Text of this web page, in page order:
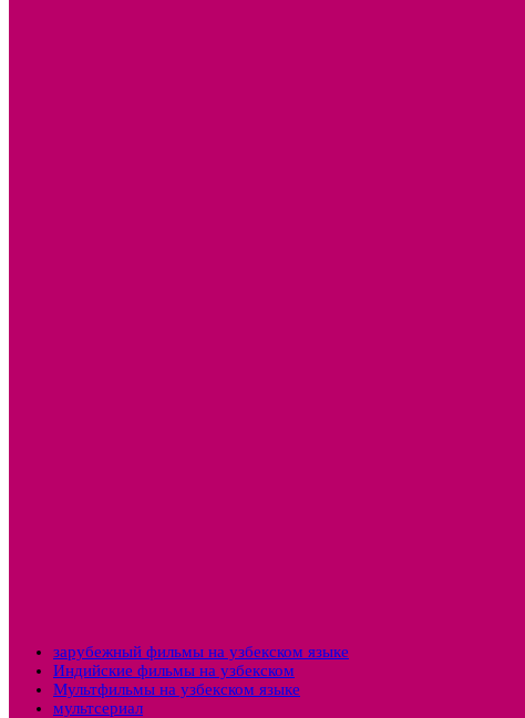
зарубежный фильмы на узбекском языке
Индийские фильмы на узбекском
Мультфильмы на узбекском языке
мультсериал